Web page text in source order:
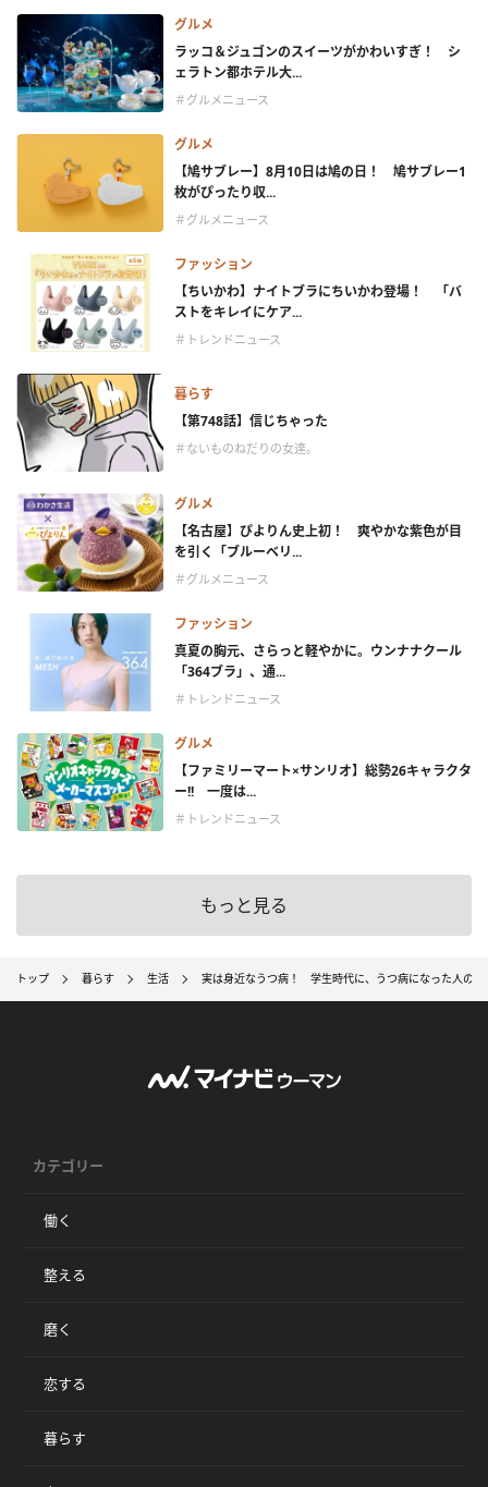
グルメ
ラッコ＆ジュゴンのスイーツがかわいすぎ！ シ
ェラトン都ホテル大...
＃グルメニュース
グルメ
【鳩サブレー】8月10日は鳩の日！ 鳩サブレー1
枚がぴったり収...
＃グルメニュース
ファッション
【ちいかわ】ナイトブラにちいかわ登場！ 「バ
ストをキレイにケア...
＃トレンドニュース
暮らす
【第748話】信じちゃった
＃ないものねだりの女達。
グルメ
【名古屋】ぴよりん史上初！ 爽やかな紫色が目
を引く「ブルーベリ...
＃グルメニュース
ファッション
真夏の胸元、さらっと軽やかに。ウンナナクール
「364ブラ」、通...
＃トレンドニュース
グルメ
【ファミリーマート×サンリオ】総勢26キャラクタ
ー!! 一度は...
＃トレンドニュース
もっと見る
トップ 暮らす 生活 実は身近なうつ病！ 学生時代に、うつ病になった人の3
カテゴリー
働く
整える
磨く
恋する
暮らす